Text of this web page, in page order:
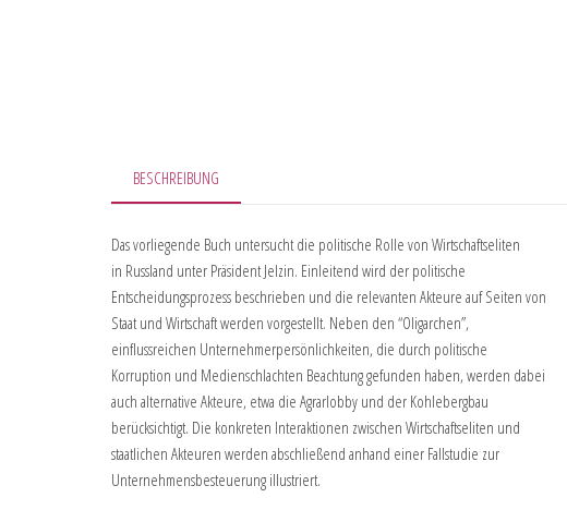
BESCHREIBUNG
Das vorliegende Buch untersucht die politische Rolle von Wirtschaftseliten
in Russland unter Präsident Jelzin. Einleitend wird der politische
Entscheidungsprozess beschrieben und die relevanten Akteure auf Seiten von
Staat und Wirtschaft werden vorgestellt. Neben den “Oligarchen”,
einflussreichen Unternehmerpersönlichkeiten, die durch politische
Korruption und Medienschlachten Beachtung gefunden haben, werden dabei
auch alternative Akteure, etwa die Agrarlobby und der Kohlebergbau
berücksichtigt. Die konkreten Interaktionen zwischen Wirtschaftseliten und
staatlichen Akteuren werden abschließend anhand einer Fallstudie zur
Unternehmensbesteuerung illustriert.